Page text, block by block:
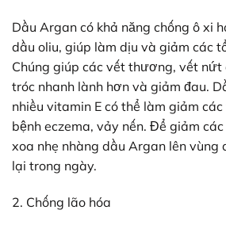
Dầu Argan có khả năng chống ô xi
dầu oliu, giúp làm dịu và giảm các
Chúng giúp các vết thương, vết nứt
tróc nhanh lành hơn và giảm đau.
nhiều vitamin E có thể làm giảm
bệnh eczema, vảy nến. Để giảm
xoa nhẹ nhàng dầu Argan lên vùng
lại trong ngày.
2. Chống lão hóa